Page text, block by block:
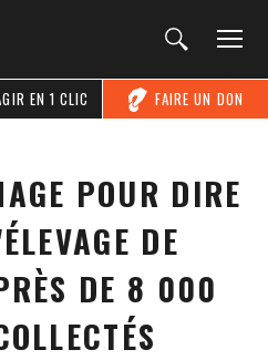
FAIRE UN DON
EN 1 CLIC
POUR DIRE
DE
DE 8 000